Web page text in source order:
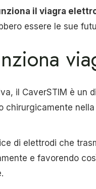
il viagra
essere le sue
il CaverSTIM è un
chirurgicamente
di elettrodi che
e favorendo